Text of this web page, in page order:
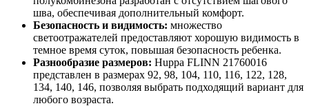
шва, обеспечивая дополнительный комфорт.
Безопасность и видимость: множество
светоотражателей предоставляют хорошую видимость в
темное время суток, повышая безопасность ребенка.
Разнообразие размеров: Huppa FLINN 21760016
представлен в размерах 92, 98, 104, 110, 116, 122, 128,
134, 140, 146, позволяя выбрать подходящий вариант для
любого возраста.